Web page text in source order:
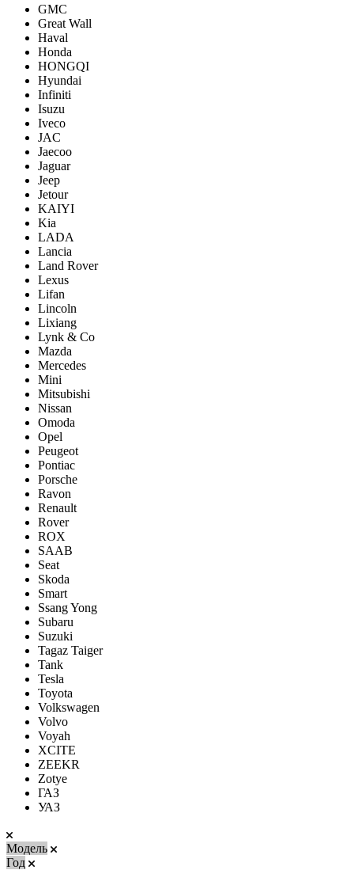
GMC
Great Wall
Haval
Honda
HONGQI
Hyundai
Infiniti
Isuzu
Iveco
JAC
Jaecoo
Jaguar
Jeep
Jetour
KAIYI
Kia
LADA
Lancia
Land Rover
Lexus
Lifan
Lincoln
Lixiang
Lynk & Co
Mazda
Mercedes
Mini
Mitsubishi
Nissan
Omoda
Opel
Peugeot
Pontiac
Porsсhe
Ravon
Renault
Rover
ROX
SAAB
Seat
Skoda
Smart
Ssang Yong
Subaru
Suzuki
Tagaz Taiger
Tank
Tesla
Toyota
Volkswagen
Volvo
Voyah
XCITE
ZEEKR
Zotye
ГАЗ
УАЗ
Модель
Год